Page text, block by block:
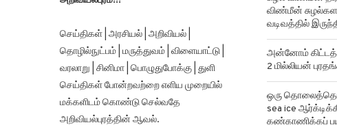
செய்திகள் | அரசியல் | அறிவியல் |
தொழில்நுட்பம் | மருத்துவம் | விளையாட்டு |
வரலாறு | சினிமா | பொழுதுபோக்கு | துளி
செய்திகள் போன்றவற்றை எளிய முறையில்
மக்களிடம் கொண்டு செல்வதே
சுழல் விண்மீன்
விண்மீன்
வடிவத்தில்
அன்னோம்
2 மில்லியன்
ஒரு
sea ice